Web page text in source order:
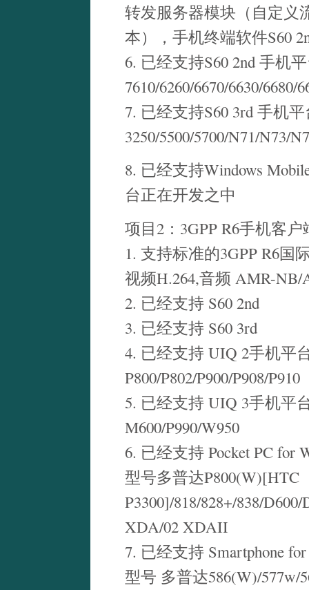
转发服务器模块（自定义
本），手机终端软件S60
6. 已经支持S60 2nd 手机
7610/6260/6670/6630/6680/
7. 已经支持S60 3rd 手机
3250/5500/5700/N71/N73/
8. 已经支持Windows
台正在开发之中
项目2：3GPP R6手机客
1. 支持标准的3GPP R6国
视频H.264,音频 AMR-
2. 已经支持 S60 2nd
3. 已经支持 S60 3rd
4. 已经支持 UIQ 2手机平
P800/P802/P900/P908/P910
5. 已经支持 UIQ 3手机平
M600/P990/W950
6. 已经支持 Pocket PC for
型号多普达P800(W)[HTC
P3300]/818/828+/838/
XDA/02 XDAII
7. 已经支持 Smartphone
型号 多普达586(W)/577w/